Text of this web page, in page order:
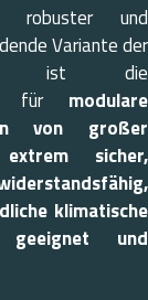
robuster und
Variante der
ist die
für modulare
von großer
sicher,
klimatische
geeignet und